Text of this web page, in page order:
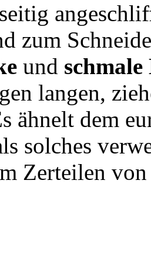
zum
und
langen,
ähnelt dem
solches
Zerteilen